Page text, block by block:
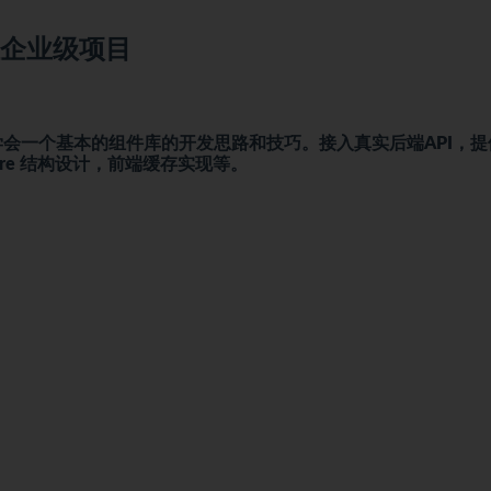
业级项目
一个基本的组件库的开发思路和技巧。接入真实后端API，
结构设计，前端缓存实现等。